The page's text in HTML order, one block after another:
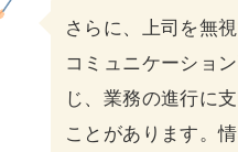
さらに、上司を無
コミュニケーショ
じ、業務の進行に
ことがあります。